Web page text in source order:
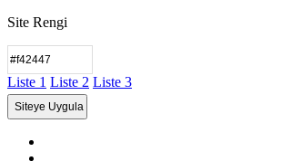
Site Rengi
Liste 1 Liste 2 Liste 3